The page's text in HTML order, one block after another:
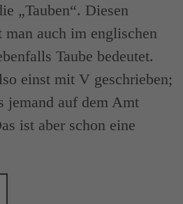
„Tauben“. Diesen
man auch im englischen
Taube bedeutet.
einst mit V geschrieben;
jemand auf dem Amt
ist aber schon eine